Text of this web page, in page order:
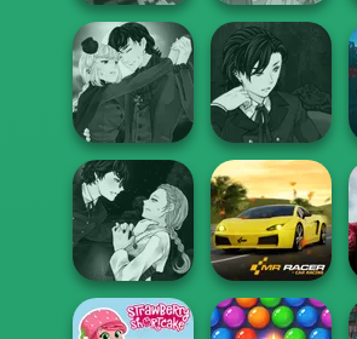
Carnage Battle
Arena
Rapunzel
Zombie Curse
Manga Creator
Vampire Hunter
P...
Manga Creator
Vampire Hunter
P...